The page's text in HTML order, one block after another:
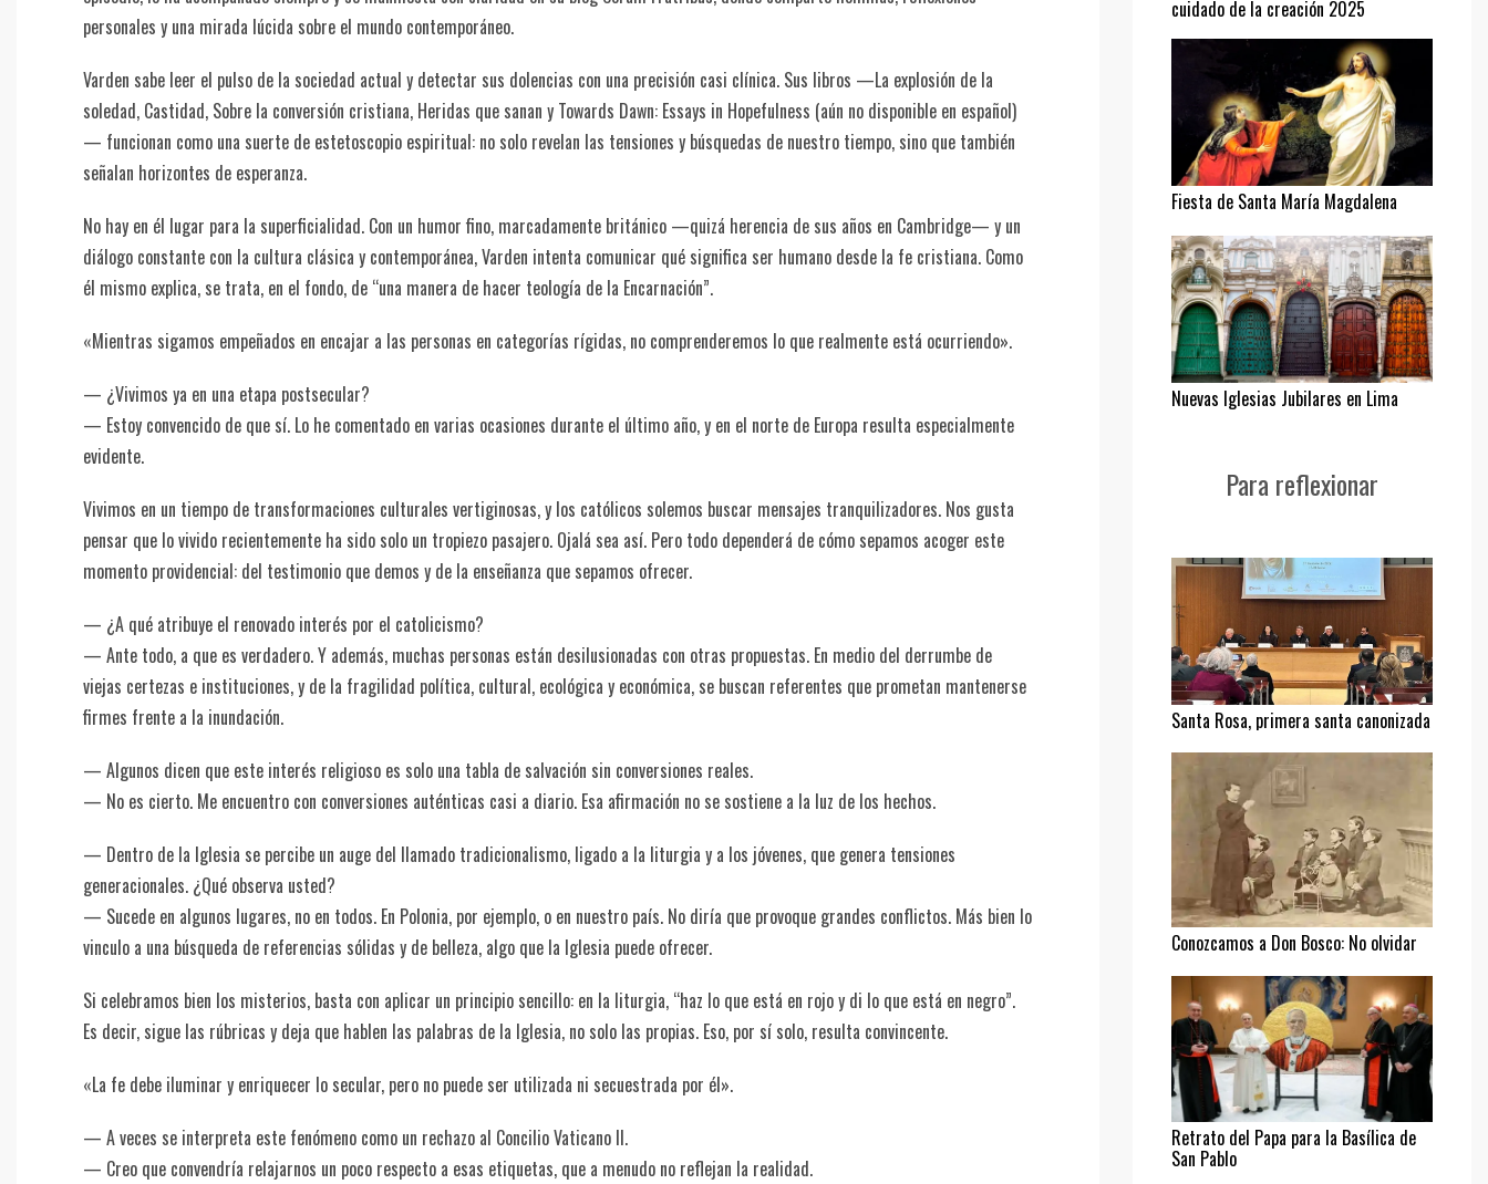
personales y una mirada lúcida sobre el mundo contemporáneo.
Varden sabe leer el pulso de la sociedad actual y detectar sus dolencias con una precisión casi clínica. Sus libros —La explosión de la
soledad, Castidad, Sobre la conversión cristiana, Heridas que sanan y Towards Dawn: Essays in Hopefulness (aún no disponible en español)
— funcionan como una suerte de estetoscopio espiritual: no solo revelan las tensiones y búsquedas de nuestro tiempo, sino que también
señalan horizontes de esperanza.
No hay en él lugar para la superficialidad. Con un humor fino, marcadamente británico —quizá herencia de sus años en Cambridge— y un
diálogo constante con la cultura clásica y contemporánea, Varden intenta comunicar qué significa ser humano desde la fe cristiana. Como
él mismo explica, se trata, en el fondo, de “una manera de hacer teología de la Encarnación”.
«Mientras sigamos empeñados en encajar a las personas en categorías rígidas, no comprenderemos lo que realmente está ocurriendo».
— ¿Vivimos ya en una etapa postsecular?
— Estoy convencido de que sí. Lo he comentado en varias ocasiones durante el último año, y en el norte de Europa resulta especialmente
evidente.
Vivimos en un tiempo de transformaciones culturales vertiginosas, y los católicos solemos buscar mensajes tranquilizadores. Nos gusta
pensar que lo vivido recientemente ha sido solo un tropiezo pasajero. Ojalá sea así. Pero todo dependerá de cómo sepamos acoger este
momento providencial: del testimonio que demos y de la enseñanza que sepamos ofrecer.
— ¿A qué atribuye el renovado interés por el catolicismo?
— Ante todo, a que es verdadero. Y además, muchas personas están desilusionadas con otras propuestas. En medio del derrumbe de
viejas certezas e instituciones, y de la fragilidad política, cultural, ecológica y económica, se buscan referentes que prometan mantenerse
firmes frente a la inundación.
— Algunos dicen que este interés religioso es solo una tabla de salvación sin conversiones reales.
— No es cierto. Me encuentro con conversiones auténticas casi a diario. Esa afirmación no se sostiene a la luz de los hechos.
— Dentro de la Iglesia se percibe un auge del llamado tradicionalismo, ligado a la liturgia y a los jóvenes, que genera tensiones
generacionales. ¿Qué observa usted?
— Sucede en algunos lugares, no en todos. En Polonia, por ejemplo, o en nuestro país. No diría que provoque grandes conflictos. Más bien lo
vinculo a una búsqueda de referencias sólidas y de belleza, algo que la Iglesia puede ofrecer.
Si celebramos bien los misterios, basta con aplicar un principio sencillo: en la liturgia, “haz lo que está en rojo y di lo que está en negro”.
Es decir, sigue las rúbricas y deja que hablen las palabras de la Iglesia, no solo las propias. Eso, por sí solo, resulta convincente.
«La fe debe iluminar y enriquecer lo secular, pero no puede ser utilizada ni secuestrada por él».
— A veces se interpreta este fenómeno como un rechazo al Concilio Vaticano II.
— Creo que convendría relajarnos un poco respecto a esas etiquetas, que a menudo no reflejan la realidad.
cuidado de la creación 2025
Fiesta de Santa María Magdalena
Nuevas Iglesias Jubilares en Lima
Para reflexionar
Santa Rosa, primera santa canonizada
Conozcamos a Don Bosco: No olvidar
Retrato del Papa para la Basílica de
San Pablo